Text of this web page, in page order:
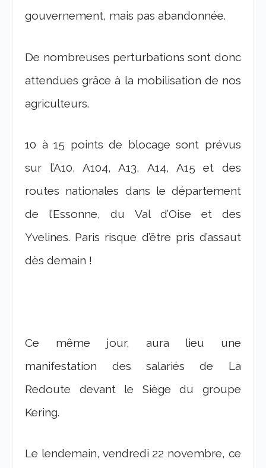
gouvernement, mais pas abandonnée.
De nombreuses perturbations sont donc
attendues grâce à la mobilisation de nos
agriculteurs.
10 à 15 points de blocage sont prévus
sur l’A10, A104, A13, A14, A15 et des
routes nationales dans le département
de l’Essonne, du Val d’Oise et des
Yvelines. Paris risque d’être pris d’assaut
dès demain !
Ce même jour, aura lieu une
manifestation des salariés de La
Redoute devant le Siège du groupe
Kering.
Le lendemain, vendredi 22 novembre, ce